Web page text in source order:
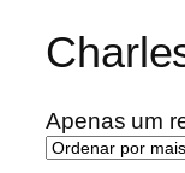
Apenas um